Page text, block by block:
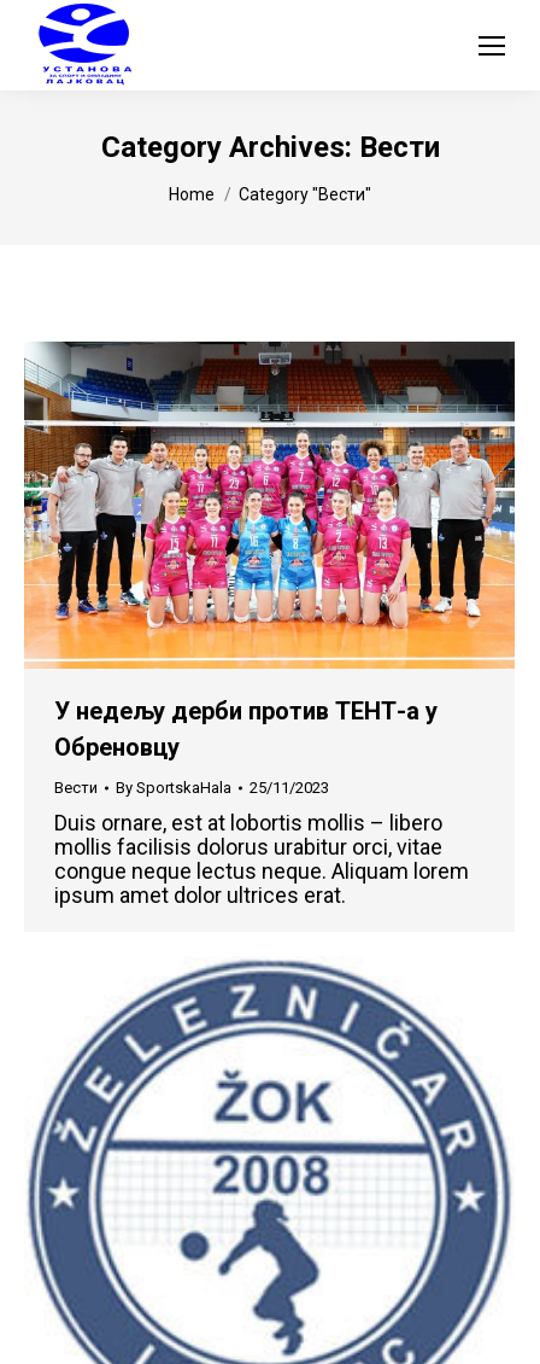
Category Archives: Вести
Home Category "Вести"
У недељу дерби против ТЕНТ-а у
Обреновцу
Вести By SportskaHala 25/11/2023
Duis ornare, est at lobortis mollis – libero
mollis facilisis dolorus urabitur orci, vitae
congue neque lectus neque. Aliquam lorem
ipsum amet dolor ultrices erat.